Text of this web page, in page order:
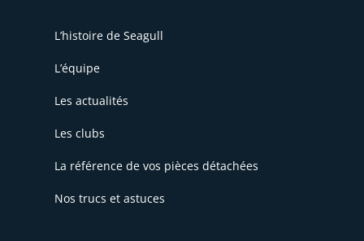
L’histoire de Seagull
L’équipe
Les actualités
Les clubs
La référence de vos pièces détachées
Nos trucs et astuces